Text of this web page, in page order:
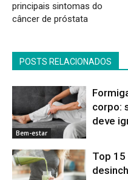
principais sintomas do
câncer de próstata
POSTS RELACIONADOS
Bem-estar
corpo:
deve
Top